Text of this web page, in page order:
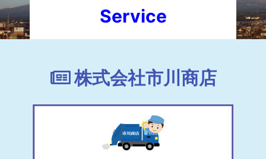
Service
株式会社市川商店